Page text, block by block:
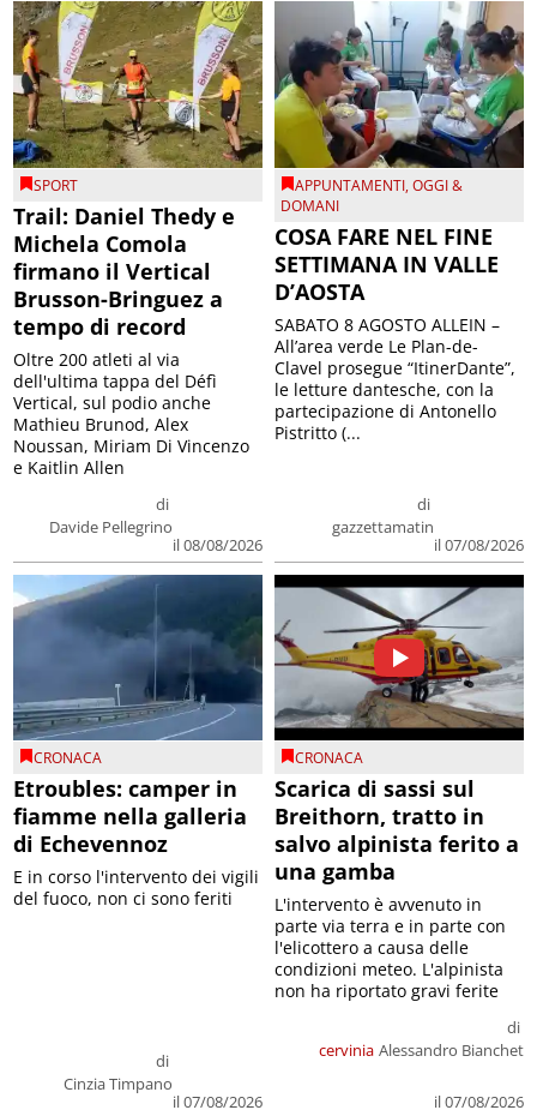
SPORT
Trail: Daniel Thedy e
Michela Comola
firmano il Vertical
Brusson-Bringuez a
tempo di record
di
Davide Pellegrino
il 08/08/2026
Oltre 200 atleti al via
dell'ultima tappa del Défì
Vertical, sul podio anche
Mathieu Brunod, Alex
Noussan, Miriam Di Vincenzo
e Kaitlin Allen
APPUNTAMENTI,OGGI &
DOMANI
COSA FARE NEL FINE
SETTIMANA IN VALLE
D’AOSTA
di
gazzettamatin
il 07/08/2026
SABATO 8 AGOSTO ALLEIN –
All’area verde Le Plan-de-
Clavel prosegue “ItinerDante”,
le letture dantesche, con la
partecipazione di Antonello
Pistritto (...
CRONACA
Etroubles: camper in
fiamme nella galleria
di Echevennoz
di
Cinzia Timpano
il 07/08/2026
E in corso l'intervento dei vigili
del fuoco, non ci sono feriti
CRONACA
Scarica di sassi sul
Breithorn, tratto in
salvo alpinista ferito a
una gamba
cervinia
di
Alessandro Bianchet
il 07/08/2026
L'intervento è avvenuto in
parte via terra e in parte con
l'elicottero a causa delle
condizioni meteo. L'alpinista
non ha riportato gravi ferite